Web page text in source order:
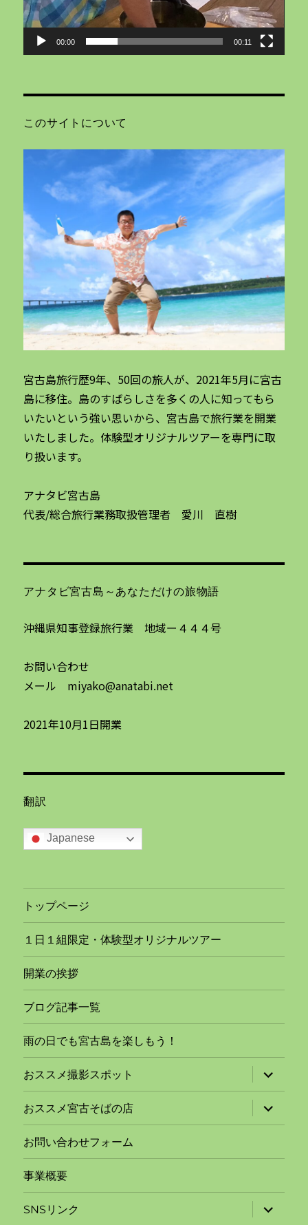
ー
00:00 00:11
このサイトについて
宮古島旅行歴9年、50回の旅人が、2021年5月に宮古
島に移住。島のすばらしさを多くの人に知ってもら
いたいという強い思いから、宮古島で旅行業を開業
いたしました。体験型オリジナルツアーを専門に取
り扱います。
アナタビ宮古島
代表/総合旅行業務取扱管理者 愛川 直樹
アナタビ宮古島～あなただけの旅物語
沖縄県知事登録旅行業 地域ー４４４号
お問い合わせ
メール miyako@anatabi.net
2021年10月1日開業
翻訳
Japanese
トップページ
１日１組限定・体験型オリジナルツアー
開業の挨拶
ブログ記事一覧
雨の日でも宮古島を楽しもう！
おススメ撮影スポット
ブ
メ
ニ
ュ
ー
開
おススメ宮古そばの店
ブ
メ
ー
開
お問い合わせフォーム
事業概要
SNSリンク
ブ